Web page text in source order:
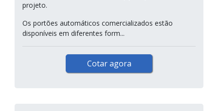
projeto.
Os portões automáticos comercializados estão
disponíveis em diferentes form...
Cotar agora